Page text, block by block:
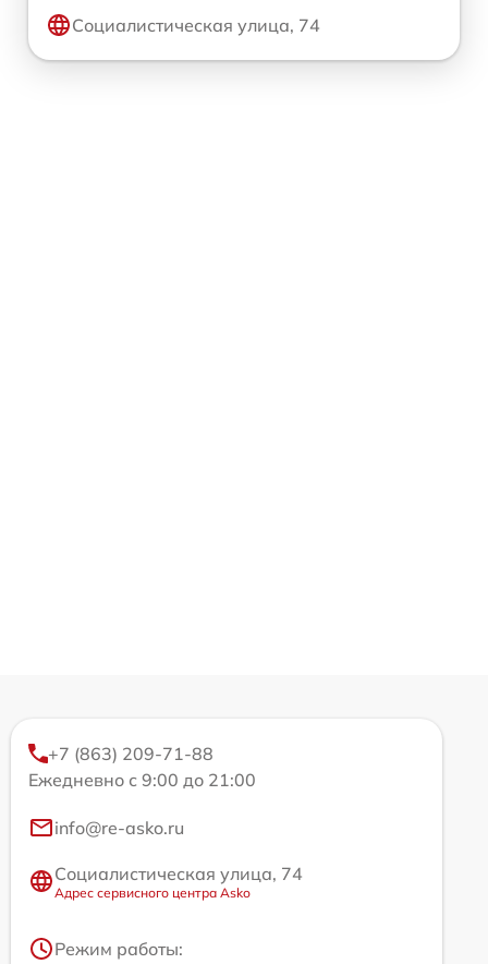
Социалистическая улица, 74
+7 (863) 209-71-88
Ежедневно с 9:00 до 21:00
info@re-asko.ru
Социалистическая улица, 74
Адрес сервисного центра Asko
Режим работы: